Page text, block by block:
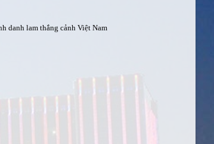
danh lam thắng cảnh Việt Nam